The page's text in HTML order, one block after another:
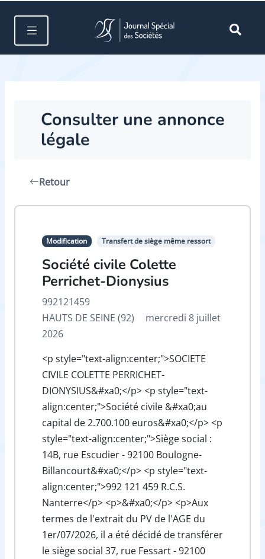
Consulter une annonce
légale
Retour
Modification Transfert de siège même ressort
Société civile Colette
Perrichet-Dionysius
992121459
HAUTS DE SEINE (92)
mercredi 8 juillet
2026
<p style="text-align:center;">SOCIETE
CIVILE COLETTE PERRICHET-
DIONYSIUS&#xa0;</p> <p style="text-
align:center;">Société civile &#xa0;au
capital de 2.700.100 euros&#xa0;</p> <p
style="text-align:center;">Siège social :
14B, rue Escudier - 92100 Boulogne-
Billancourt&#xa0;</p> <p style="text-
align:center;">992 121 459 R.C.S.
Nanterre</p> <p>&#xa0;</p> <p>Aux
termes de l'extrait du PV de l'AGE du
1er/07/2026, il a été décidé de transférer
le siège social 37, rue Fessart - 92100